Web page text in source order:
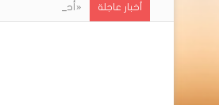
أخبار عاجلة «أحببتُ فراشة»..